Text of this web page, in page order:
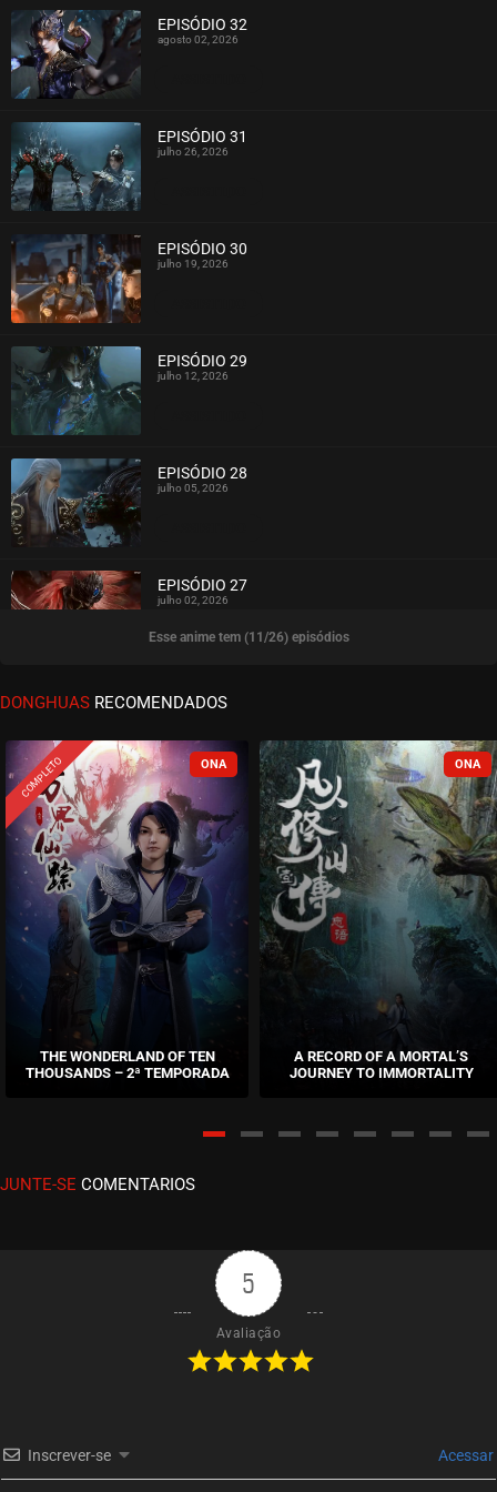
EPISÓDIO 32
agosto 02, 2026
EPISÓDIO 31
julho 26, 2026
EPISÓDIO 30
julho 19, 2026
EPISÓDIO 29
julho 12, 2026
EPISÓDIO 28
julho 05, 2026
ASSISTIDO
EPISÓDIO 27
julho 02, 2026
ASSISTIDO
EPISÓDIO 26
ASSISTIDO
EPISÓDIO 25
junho 14, 2026
ASSISTIDO
EPISÓDIO 24
junho 07, 2026
maio 31, 2026
ASSISTIDO
EPISÓDIO 21
maio 17, 2026
EPISÓDIO 20
EPISÓDIO 19
Esse anime tem (11/26) episódios
DONGHUAS RECOMENDADOS
COMPLETO
THE WONDERLAND OF TEN
THOUSANDS – 2ª TEMPORADA
A RECORD OF A MORTAL’S
JOURNEY TO IMMORTALITY
JUNTE-SE COMENTARIOS
5
Avaliação
Inscrever-se Acessar